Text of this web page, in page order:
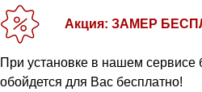
Акция: ЗАМЕР
При установке в нашем сервисе
обойдется для Вас бесплатно!